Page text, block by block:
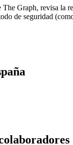
The Graph, revisa la
de seguridad